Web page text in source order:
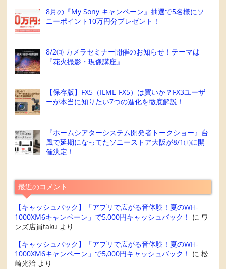
8月の『My Sony キャンペーン』抽選で5名様にソ
ニーポイント10万円分プレゼント！
8/2㈰ カメラセミナー開催のお知らせ！テーマは
『花火撮影・現像講座』
【保存版】FX5（ILME-FX5）は買いか？FX3ユーザ
ーが本当に知りたい7つの進化を徹底解説！
『ホームシアターシステム開発者トークショー』台
風で延期になってたソニーストア大阪が8/1㈯に開
催決定！
最近のコメント
【キャッシュバック】「アプリで広がる音体験！夏のWH-
1000XM6キャンペーン」で5,000円キャッシュバック！ に ワ
ンズ店員taku より
【キャッシュバック】「アプリで広がる音体験！夏のWH-
1000XM6キャンペーン」で5,000円キャッシュバック！ に松
崎光治 より